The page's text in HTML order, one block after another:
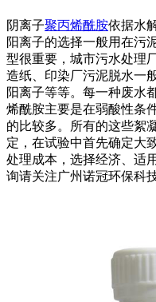
阴离子聚丙烯酰胺依据水
阳离子的选择一般用在污
型很重要，城市污水处理
造纸、印染厂污泥脱水一
阳离子等等。每一种废水
烯酰胺主要是在弱酸性条
的比较多。所有的这些絮
定，在试验中首先确定大
处理成本，选择经济、适
询请关注广州诺冠环保科